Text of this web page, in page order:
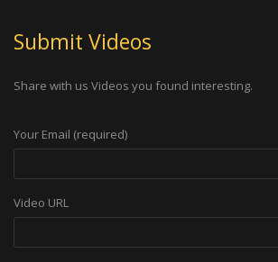
Submit Videos
Share with us Videos you found interesting.
Your Email (required)
Video URL